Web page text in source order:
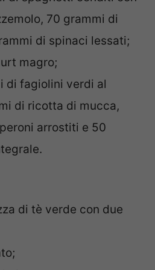
70 grammi di
di spinaci lessati;
magro;
di fagiolini verdi al
di ricotta di mucca,
arrostiti e 50
di tè verde con due